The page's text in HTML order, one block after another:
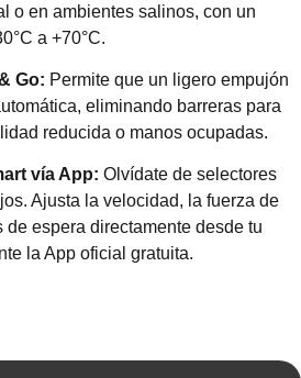
o en ambientes salinos, con un
a +70°C.
Go: Permite que un ligero empujón
eliminando barreras para
reducida o manos ocupadas.
vía App: Olvídate de selectores
Ajusta la velocidad, la fuerza de
de espera directamente desde tu
la App oficial gratuita.